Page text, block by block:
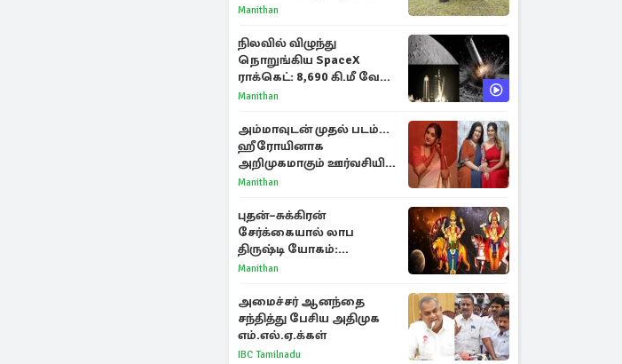
Manithan
நிலவில் விழுந்து
நொறுங்கிய SpaceX
ராக்கெட்: 8,690 கி.மீ வேக
மோதலால் உருவான புதிய
Manithan
அம்மாவுடன் முதல் படம்...
ஹீரோயினாக
அறிமுகமாகும் ஊர்வசியின்
மகள் தேஜலட்சுமி!
Manithan
புதன்–சுக்கிரன்
சேர்க்கையால் லாப
திருஷ்டி யோகம்:
அதிர்ஷ்டம் பெறும் டாப் 3
Manithan
அமைச்சர் ஆனந்தை
சந்தித்து பேசிய அதிமுக
எம்.எல்.ஏ.க்கள்
IBC Tamilnadu